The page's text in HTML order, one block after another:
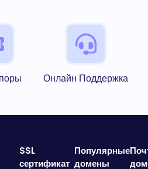
Онлайн Поддержка
SSL
сертификат
Популярные
домены